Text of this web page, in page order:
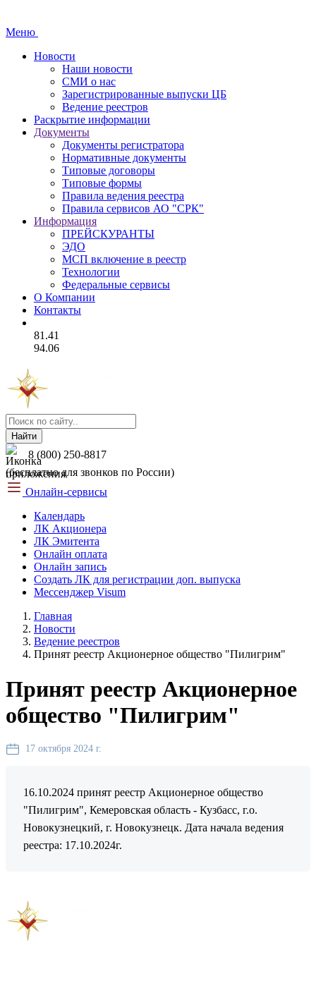
Меню
Новости
Наши новости
СМИ о нас
Зарегистрированные выпуски ЦБ
Ведение реестров
Раскрытие информации
Документы
Документы регистратора
Нормативные документы
Типовые договоры
Типовые формы
Правила ведения реестра
Правила сервисов АО "СРК"
Информация
ПРЕЙСКУРАНТЫ
ЭДО
МСП включение в реестр
Технологии
Федеральные сервисы
О Компании
Контакты
81.41
94.06
Найти
8 (800) 250-8817
(бесплатно для звонков по России)
Онлайн-сервисы
Календарь
ЛК Акционера
ЛК Эмитента
Онлайн оплата
Онлайн запись
Создать ЛК для регистрации доп. выпуска
Мессенджер Visum
Главная
Новости
Ведение реестров
Принят реестр Акционерное общество "Пилигрим"
Принят реестр Акционерное
общество "Пилигрим"
17 октября 2024 г.
16.10.2024 принят реестр Акционерное общество
"Пилигрим", Кемеровская область - Кузбасс, г.о.
Новокузнецкий, г. Новокузнецк. Дата начала ведения
реестра: 17.10.2024г.